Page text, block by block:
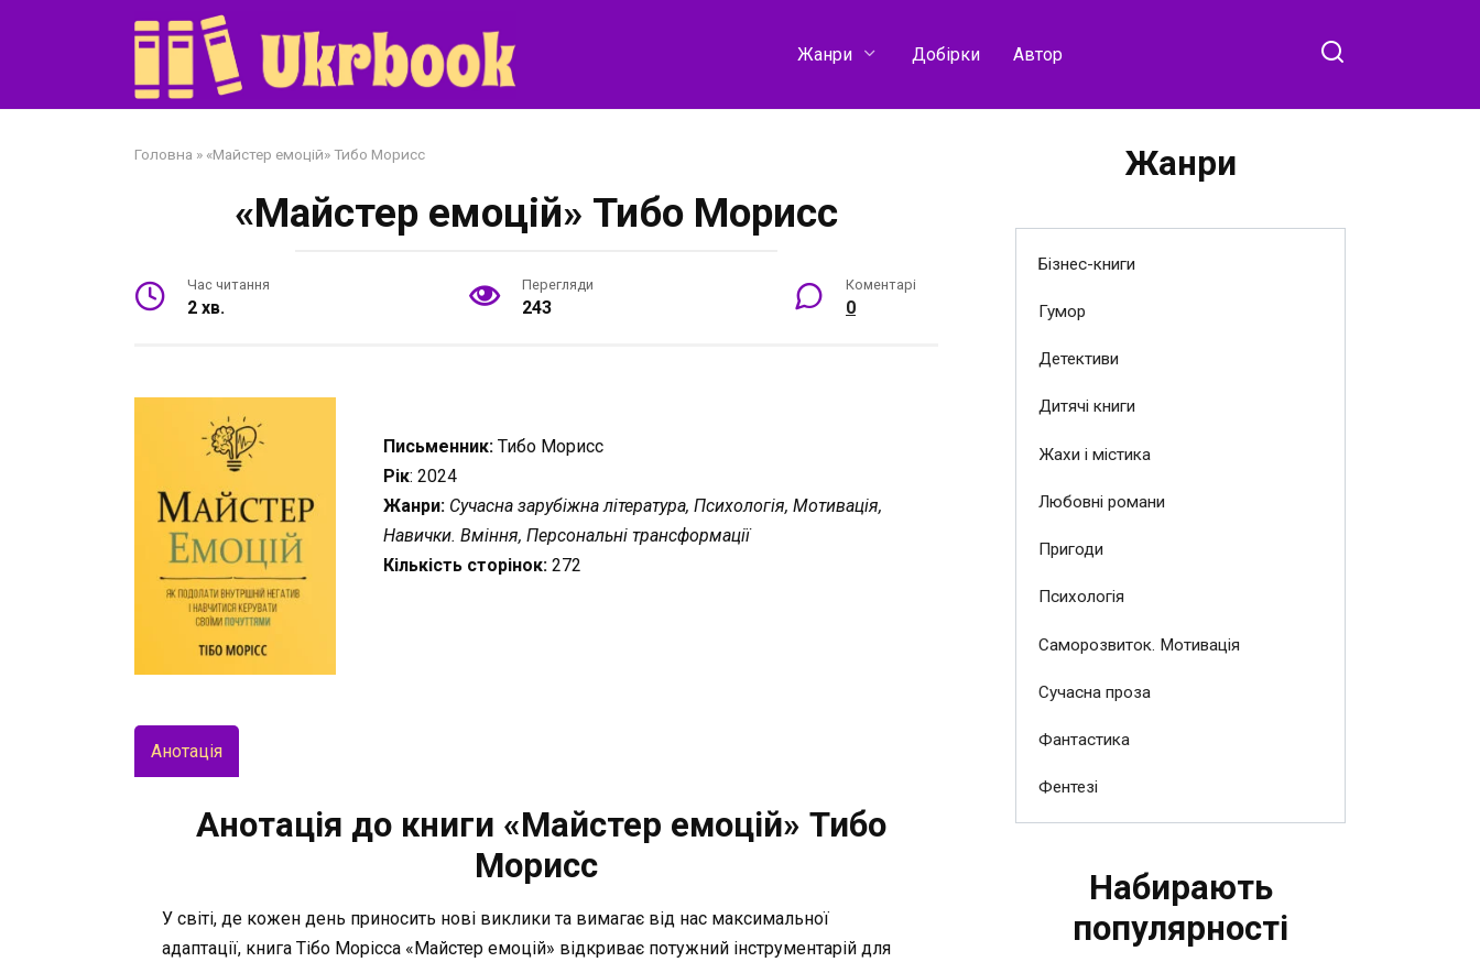
Жанри Добірки Автор
Головна » «Майстер емоцій» Тибо Морисс
«Майстер емоцій» Тибо Морисс
Час читання
2 хв.
Перегляди
243
Коментарі
0
Письменник: Тибо Морисс
Рік: 2024
Жанри: Сучасна зарубіжна література, Психологія, Мотивація,
Навички. Вміння, Персональні трансформації
Кількість сторінок: 272
Анотація
Анотація до книги «Майстер емоцій» Тибо
Морисс
У світі, де кожен день приносить нові виклики та вимагає від нас максимальної
адаптації, книга Тібо Морісса «Майстер емоцій» відкриває потужний інструментарій для
Жанри
Бізнес-книги
Гумор
Детективи
Дитячі книги
Жахи і містика
Любовні романи
Пригоди
Психологія
Саморозвиток. Мотивація
Сучасна проза
Фантастика
Фентезі
Набирають
популярності